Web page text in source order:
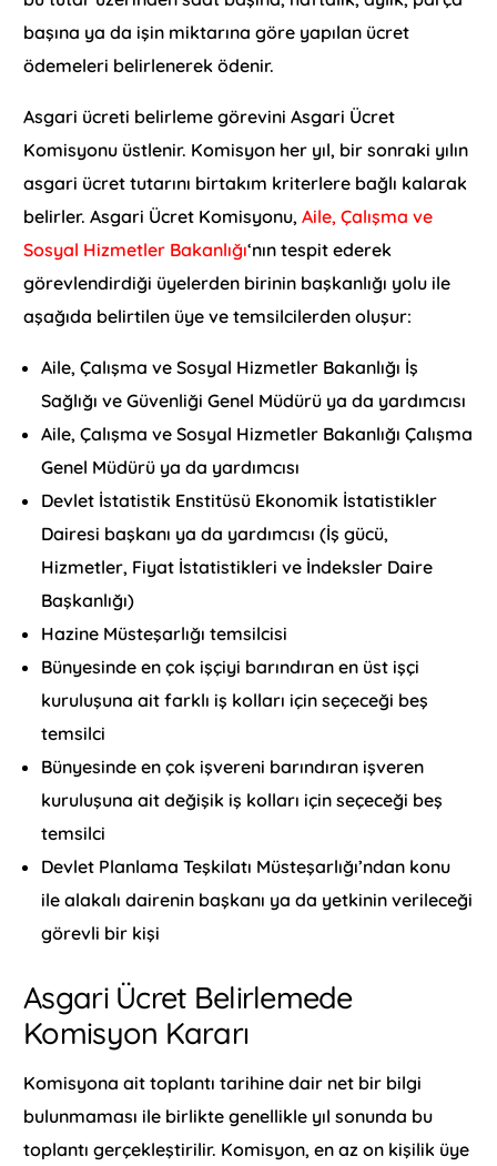
başına ya da işin miktarına göre yapılan ücret
ödemeleri belirlenerek ödenir.
Asgari ücreti belirleme görevini Asgari Ücret
Komisyonu üstlenir. Komisyon her yıl, bir sonraki yılın
asgari ücret tutarını birtakım kriterlere bağlı kalarak
belirler. Asgari Ücret Komisyonu,Aile, Çalışma ve
Sosyal Hizmetler Bakanlığı‘nın tespit ederek
görevlendirdiği üyelerden birinin başkanlığı yolu ile
aşağıda belirtilen üye ve temsilcilerden oluşur:
Aile, Çalışma ve Sosyal Hizmetler Bakanlığı İş
Sağlığı ve Güvenliği Genel Müdürü ya da yardımcısı
Aile, Çalışma ve Sosyal Hizmetler Bakanlığı Çalışma
Genel Müdürü ya da yardımcısı
Devlet İstatistik Enstitüsü Ekonomik İstatistikler
Dairesi başkanı ya da yardımcısı (İş gücü,
Hizmetler, Fiyat İstatistikleri ve İndeksler Daire
Başkanlığı)
Hazine Müsteşarlığı temsilcisi
Bünyesinde en çok işçiyi barındıran en üst işçi
kuruluşuna ait farklı iş kolları için seçeceği beş
temsilci
Bünyesinde en çok işvereni barındıran işveren
kuruluşuna ait değişik iş kolları için seçeceği beş
temsilci
Devlet Planlama Teşkilatı Müsteşarlığı’ndan konu
ile alakalı dairenin başkanı ya da yetkinin verileceği
görevli bir kişi
Asgari Ücret Belirlemede
Komisyon Kararı
Komisyona ait toplantı tarihine dair net bir bilgi
bulunmaması ile birlikte genellikle yıl sonunda bu
toplantı gerçekleştirilir. Komisyon, en az on kişilik üye